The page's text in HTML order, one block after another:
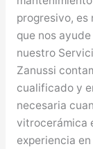
progresivo, es
que nos
nuestro
Zanussi
cualificado y
necesaria
vitrocerámica
experiencia